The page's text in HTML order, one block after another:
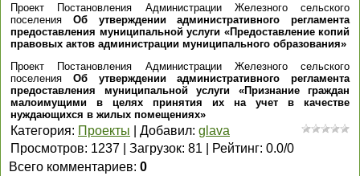
Проект Постановления Администрации Железного сельского
поселения Об утверждении административного регламента
предоставления муниципальной услуги «Предоставление копий
правовых актов администрации муниципального образования»
Проект Постановления Администрации Железного сельского
поселения Об утверждении административного регламента
предоставления муниципальной услуги «Признание граждан
малоимущими в целях принятия их на учет в качестве
нуждающихся в жилых помещениях»
Категория: Проекты Добавил: glava
Просмотров: 1237 Загрузок: 81 Рейтинг: 0.0/0
Всего комментариев: 0